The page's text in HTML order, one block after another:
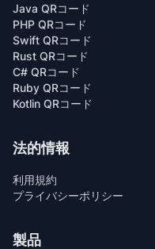
Java QRコード
PHP QRコード
Swift QRコード
Rust QRコード
C# QRコード
Ruby QRコード
Kotlin QRコード
法的情報
利用規約
プライバシーポリシー
製品